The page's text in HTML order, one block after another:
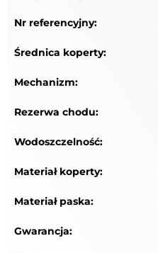
Nr referencyjny:
Średnica koperty:
Mechanizm:
Rezerwa chodu:
Wodoszczelność:
Materiał koperty:
Materiał paska:
Gwarancja: